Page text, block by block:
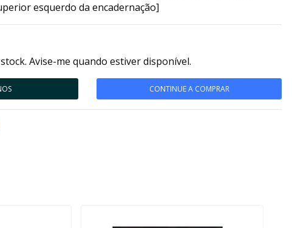
esquerdo da encadernação]
Avise-me quando estiver disponível.
CONTINUE A COMPRAR